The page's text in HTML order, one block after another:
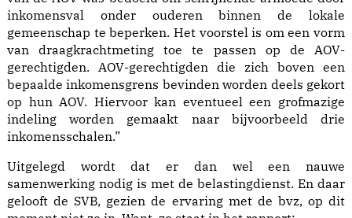
inkomensval onder ouderen binnen de lokale
gemeenschap te beperken. Het voorstel is om een vorm
van draagkrachtmeting toe te passen op de AOV-
gerechtigden. AOV-gerechtigden die zich boven een
bepaalde inkomensgrens bevinden worden deels gekort
op hun AOV. Hiervoor kan eventueel een grofmazige
indeling worden gemaakt naar bijvoorbeeld drie
inkomensschalen.”
Uitgelegd wordt dat er dan wel een nauwe
samenwerking nodig is met de belastingdienst. En daar
gelooft de SVB, gezien de ervaring met de bvz, op dit